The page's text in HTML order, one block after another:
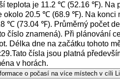
teplota je 11.2 ℃ (52.16 ℉). Na
okolo 20.5 ℃ (68.9 ℉). Na konci
℃ (73.04 ℉). Průměrný počet
číslo znamená). Při plánování
Délka dne na začátku tohoto
čísla jsou platná
v horách.
o počasí na více místech v cíli